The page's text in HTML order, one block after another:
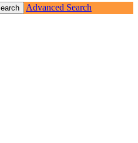
Advanced Search